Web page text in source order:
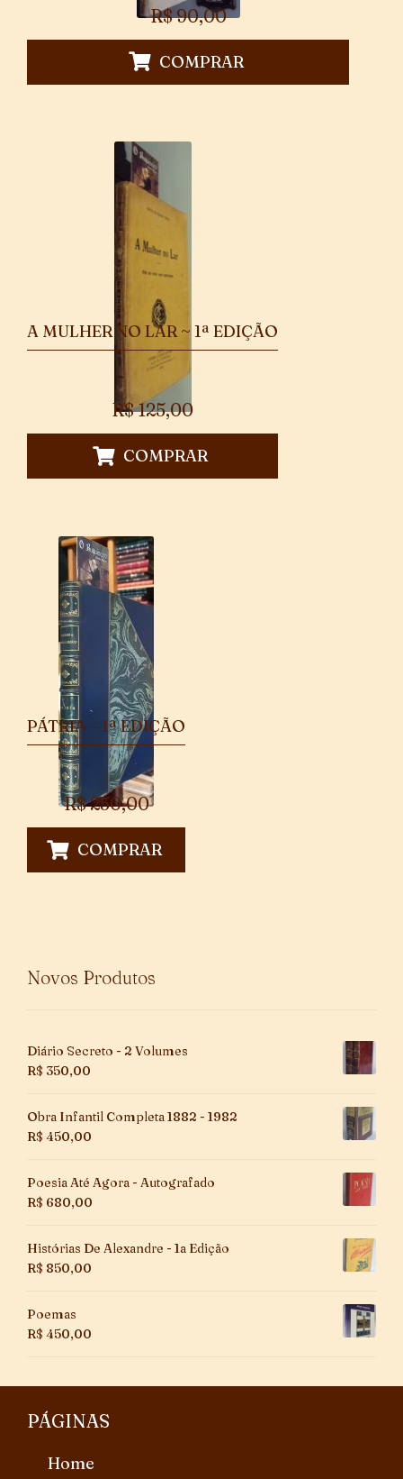
R$90,00
COMPRAR
A MULHER NO LAR ~ 1ª EDIÇÃO
R$125,00
COMPRAR
PÁTRIA – 1ª EDIÇÃO
R$250,00
COMPRAR
Novos Produtos
Diário Secreto - 2 Volumes
R$ 350,00
Obra Infantil Completa 1882 - 1982
R$ 450,00
Poesia Até Agora - Autografado
R$ 680,00
Histórias De Alexandre - 1a Edição
R$ 850,00
Poemas
R$ 450,00
PÁGINAS
Home